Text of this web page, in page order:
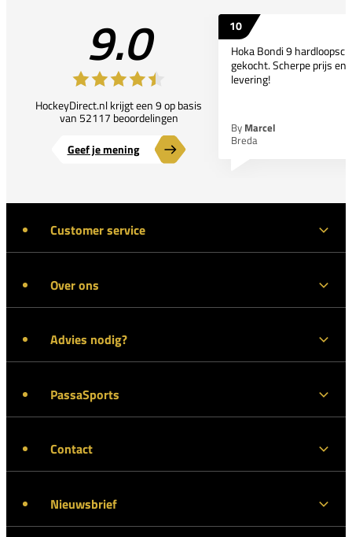
9.0
HockeyDirect.nl krijgt een 9 op basis
van 52117 beoordelingen
Geef je mening
10
Hoka Bondi 9
gekocht. Scherpe prijs en
levering!
By Marcel
Breda
Customer service
Over ons
Advies nodig?
PassaSports
Contact
Nieuwsbrief